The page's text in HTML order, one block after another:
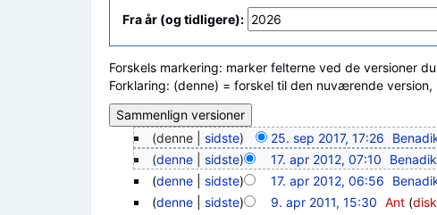
Fra år (og tidligere):
Forskels markering: marker felterne ved de versioner
Forklaring: (denne) = forskel til den nuværende
(denne | sidste) 25. sep 2017, 17:26
(denne| sidste) 17. apr 2012, 07:10
(denne| sidste) 17. apr 2012, 06:56
(denne| sidste) 9. apr 2011, 15:30 Ant (